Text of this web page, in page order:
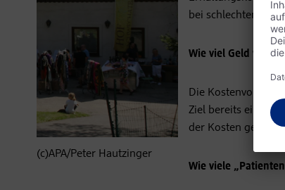
(c)APA/Peter Hautzinger
bei schlechten
Wie viel Geld wird
Die
Ziel bereits ein
der Kosten
Wie viele